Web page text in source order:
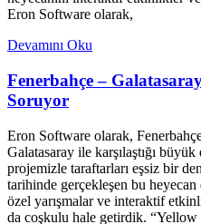
Eron Software olarak,
Devamını Oku
Fenerbahçe –
Soruyor
Eron Software olarak,
Galatasaray ile karşılaştığı
projemizle taraftarları eşsiz bir
tarihinde gerçekleşen bu heyecan
özel yarışmalar ve interaktif
da coşkulu hale getirdik. “Yellow